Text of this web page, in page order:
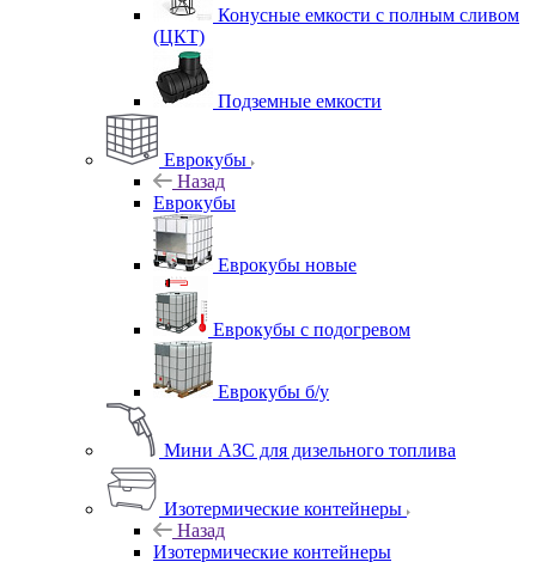
Конусные емкости с полным сливом
(ЦКТ)
Подземные емкости
Еврокубы
Назад
Еврокубы
Еврокубы новые
Еврокубы с подогревом
Еврокубы б/у
Мини АЗС для дизельного топлива
Изотермические контейнеры
Назад
Изотермические контейнеры